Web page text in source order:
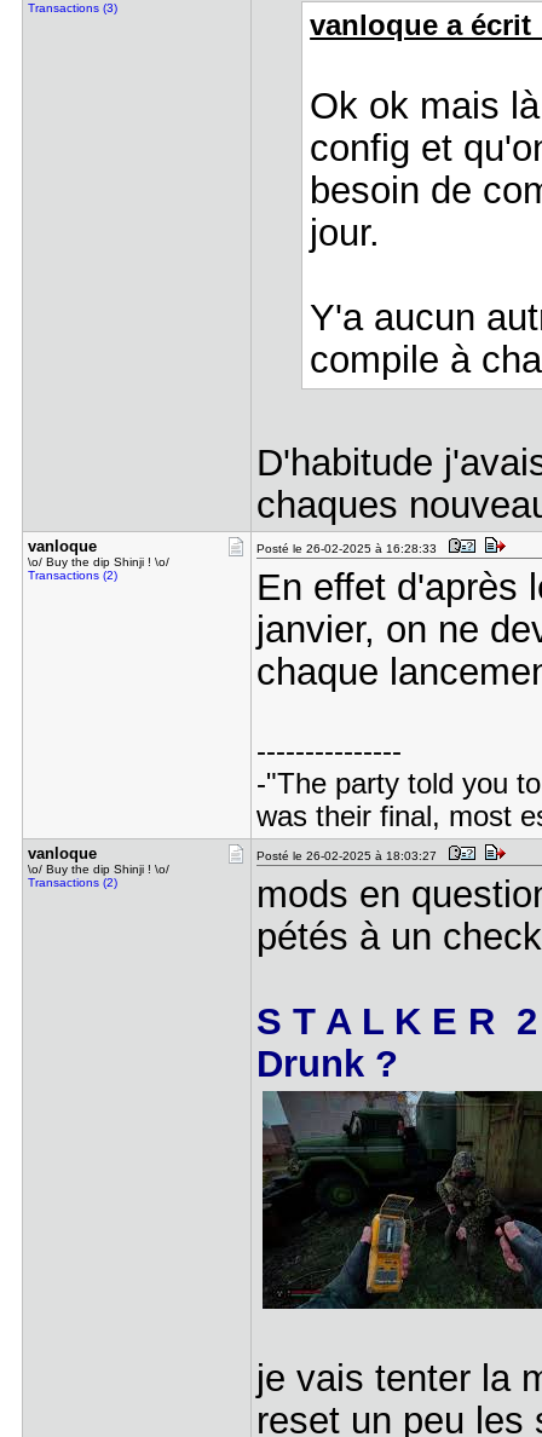
Transactions (3)
vanloque a écrit
Ok ok mais
config et
besoin de
jour.
Y'a aucun
compile à
D'habitude
chaques
vanloque
\o/ Buy the dip Shinji ! \o/
Transactions (2)
Posté le 26-02-2025 à 16:28:33
En effet d'après
janvier, on ne
chaque
---------------
-"The party told you
was their final, most
vanloque
\o/ Buy the dip Shinji ! \o/
Transactions (2)
Posté le 26-02-2025 à 18:03:27
mods en
pétés à un
S T A L K E R
Drunk ?
je vais tenter la
reset un peu les